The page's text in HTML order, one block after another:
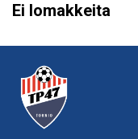
Ei lomakkeita